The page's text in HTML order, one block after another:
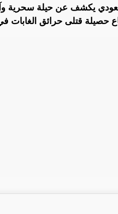
يكشف عن حيلة سحرية
حصيلة قتلى حرائق الغابات